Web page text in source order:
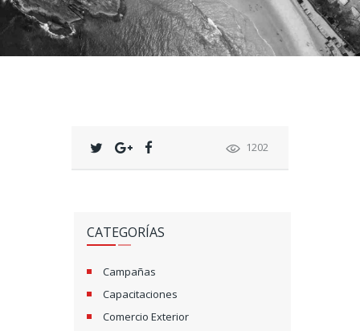
1202
CATEGORÍAS
Campañas
Capacitaciones
Comercio Exterior